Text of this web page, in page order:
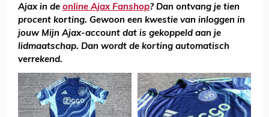
Ajax in de online Ajax Fanshop? Dan ontvang je tien
procent korting. Gewoon een kwestie van inloggen in
jouw Mijn Ajax-account dat is gekoppeld aan je
lidmaatschap. Dan wordt de korting automatisch
verrekend.